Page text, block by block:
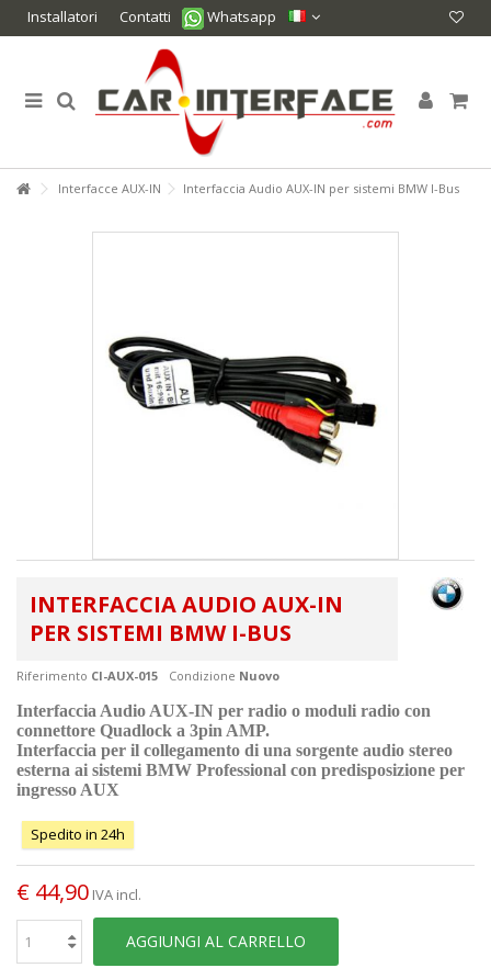
Installatori Contatti Whatsapp
Interfacce AUX-IN Interfaccia Audio AUX-IN per sistemi BMW I-Bus
INTERFACCIA AUDIO AUX-IN
PER SISTEMI BMW I-BUS
Riferimento CI-AUX-015 Condizione Nuovo
Interfaccia Audio AUX-IN per radio o moduli radio con
connettore Quadlock a 3pin AMP.
Interfaccia per il collegamento di una sorgente audio stereo
esterna ai sistemi BMW Professional con predisposizione per
ingresso AUX
Spedito in 24h
€ 44,90 IVA incl.
AGGIUNGI AL CARRELLO